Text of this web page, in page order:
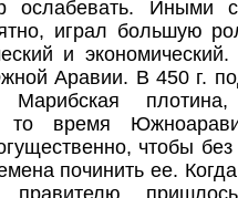
ослабевать. Иными
играл большую
и
Аравии. В 450 г.
Марибская
то время
чтобы
починить ее.
правителю